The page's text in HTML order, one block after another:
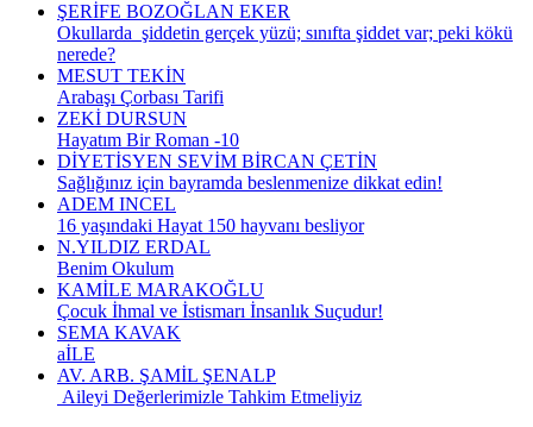
ŞERİFE BOZOĞLAN EKER
Okullarda şiddetin gerçek yüzü; sınıfta şiddet var; peki kökü
nerede?
MESUT TEKİN
Arabaşı Çorbası Tarifi
ZEKİ DURSUN
Hayatım Bir Roman -10
DİYETİSYEN SEVİM BİRCAN ÇETİN
Sağlığınız için bayramda beslenmenize dikkat edin!
ADEM INCEL
16 yaşındaki Hayat 150 hayvanı besliyor
N.YILDIZ ERDAL
Benim Okulum
KAMİLE MARAKOĞLU
Çocuk İhmal ve İstismarı İnsanlık Suçudur!
SEMA KAVAK
aİLE
AV. ARB. ŞAMİL ŞENALP
Aileyi Değerlerimizle Tahkim Etmeliyiz